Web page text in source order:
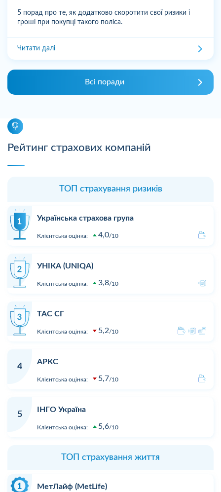
5 порад про те, як додатково скоротити свої ризики і
гроші при покупці такого поліса.
Читати далі
Всі поради
Рейтинг страхових компаній
ТОП страхування ризиків
Українська страхова група
Клієнтська оцінка: 4,0 10
УНІКА (UNIQA)
Клієнтська оцінка: 3,8 10
ТАС СГ
Клієнтська оцінка: 5,2 10
4
АРКС
Клієнтська оцінка: 5,7 10
5
ІНГО Україна
Клієнтська оцінка: 5,6 10
ТОП страхування життя
МетЛайф (MetLife)